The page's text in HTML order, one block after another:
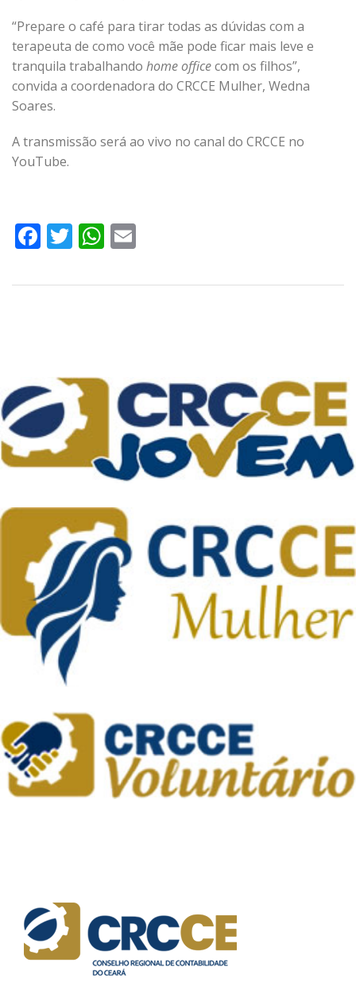
“Prepare o café para tirar todas as dúvidas com a
terapeuta de como você mãe pode ficar mais leve e
tranquila trabalhando home officecom os filhos”,
convida a coordenadora do CRCCE Mulher, Wedna
Soares.
A transmissão será ao vivo no canal do CRCCE no
YouTube.
Facebook
TwitterWhatsApp